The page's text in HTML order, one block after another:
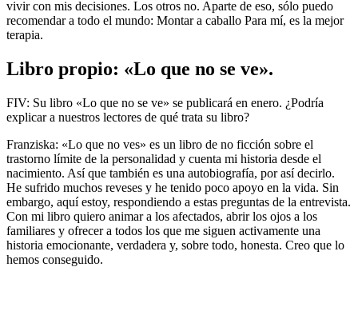
vivir con mis decisiones. Los otros no. Aparte de eso, sólo puedo
recomendar a todo el mundo: Montar a caballo Para mí, es la mejor
terapia.
Libro propio: «Lo que no se ve».
FIV: Su libro «Lo que no se ve» se publicará en enero. ¿Podría
explicar a nuestros lectores de qué trata su libro?
Franziska: «Lo que no ves» es un libro de no ficción sobre el
trastorno límite de la personalidad y cuenta mi historia desde el
nacimiento. Así que también es una autobiografía, por así decirlo.
He sufrido muchos reveses y he tenido poco apoyo en la vida. Sin
embargo, aquí estoy, respondiendo a estas preguntas de la entrevista.
Con mi libro quiero animar a los afectados, abrir los ojos a los
familiares y ofrecer a todos los que me siguen activamente una
historia emocionante, verdadera y, sobre todo, honesta. Creo que lo
hemos conseguido.